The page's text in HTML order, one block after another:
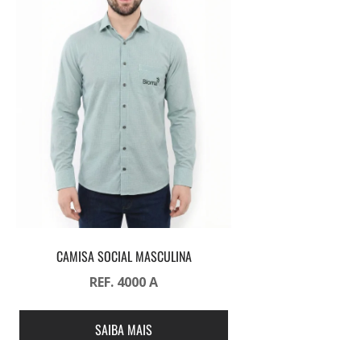
CAMISA SOCIAL MASCULINA
REF. 4000 A
SAIBA MAIS